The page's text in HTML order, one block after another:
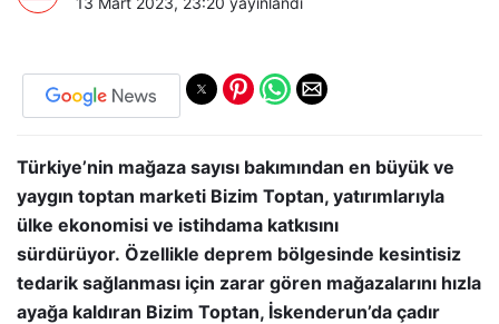
Türkiye’nin mağaza sayısı bakımından en büyük ve
yaygın toptan marketi Bizim Toptan, yatırımlarıyla
ülke ekonomisi ve istihdama katkısını
sürdürüyor. Özellikle deprem bölgesinde kesintisiz
tedarik sağlanması için zarar gören mağazalarını hızla
ayağa kaldıran Bizim Toptan, İskenderun’da çadır